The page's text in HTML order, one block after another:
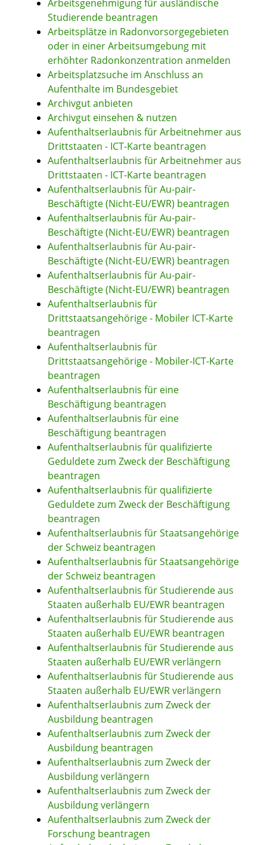
Arbeitsgenehmigung für ausländische
Studierende beantragen
Arbeitsplätze in Radonvorsorgegebieten
oder in einer Arbeitsumgebung mit
erhöhter Radonkonzentration anmelden
Arbeitsplatzsuche im Anschluss an
Aufenthalte im Bundesgebiet
Archivgut anbieten
Archivgut einsehen & nutzen
Aufenthaltserlaubnis für Arbeitnehmer aus
Drittstaaten - ICT-Karte beantragen
Aufenthaltserlaubnis für Arbeitnehmer aus
Drittstaaten - ICT-Karte beantragen
Aufenthaltserlaubnis für Au-pair-
Beschäftigte (Nicht-EU/EWR) beantragen
Aufenthaltserlaubnis für Au-pair-
Beschäftigte (Nicht-EU/EWR) beantragen
Aufenthaltserlaubnis für Au-pair-
Beschäftigte (Nicht-EU/EWR) beantragen
Aufenthaltserlaubnis für Au-pair-
Beschäftigte (Nicht-EU/EWR) beantragen
Aufenthaltserlaubnis für
Drittstaatsangehörige - Mobiler ICT-Karte
beantragen
Aufenthaltserlaubnis für
Drittstaatsangehörige - Mobiler-ICT-Karte
beantragen
Aufenthaltserlaubnis für eine
Beschäftigung beantragen
Aufenthaltserlaubnis für eine
Beschäftigung beantragen
Aufenthaltserlaubnis für qualifizierte
Geduldete zum Zweck der Beschäftigung
beantragen
Aufenthaltserlaubnis für qualifizierte
Geduldete zum Zweck der Beschäftigung
beantragen
Aufenthaltserlaubnis für Staatsangehörige
der Schweiz beantragen
Aufenthaltserlaubnis für Staatsangehörige
der Schweiz beantragen
Aufenthaltserlaubnis für Studierende aus
Staaten außerhalb EU/EWR beantragen
Aufenthaltserlaubnis für Studierende aus
Staaten außerhalb EU/EWR beantragen
Aufenthaltserlaubnis für Studierende aus
Staaten außerhalb EU/EWR verlängern
Aufenthaltserlaubnis für Studierende aus
Staaten außerhalb EU/EWR verlängern
Aufenthaltserlaubnis zum Zweck der
Ausbildung beantragen
Aufenthaltserlaubnis zum Zweck der
Ausbildung beantragen
Aufenthaltserlaubnis zum Zweck der
Ausbildung verlängern
Aufenthaltserlaubnis zum Zweck der
Ausbildung verlängern
Aufenthaltserlaubnis zum Zweck der
Forschung beantragen